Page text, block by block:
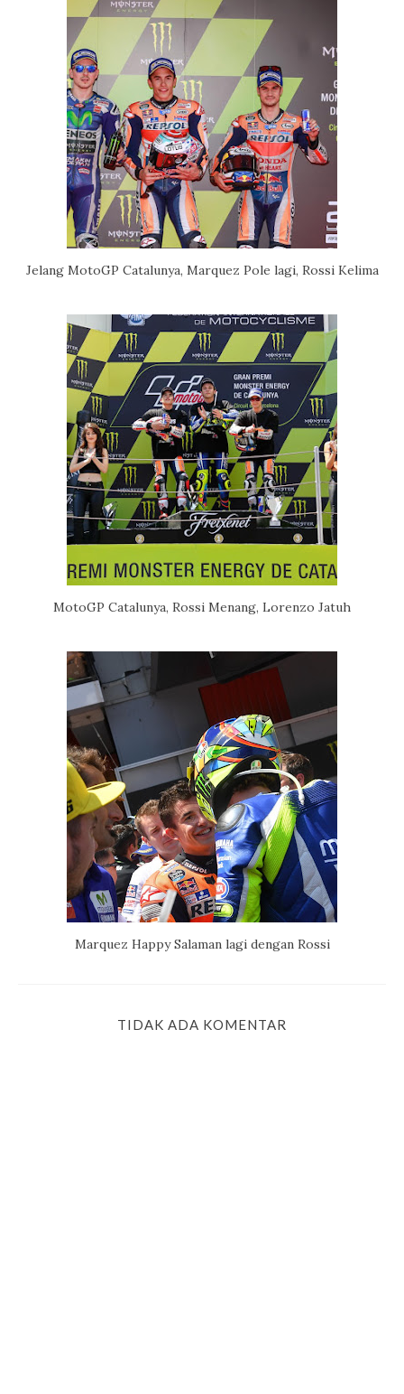
Jelang MotoGP Catalunya, Marquez Pole lagi, Rossi Kelima
MotoGP Catalunya, Rossi Menang, Lorenzo Jatuh
Marquez Happy Salaman lagi dengan Rossi
TIDAK ADA KOMENTAR